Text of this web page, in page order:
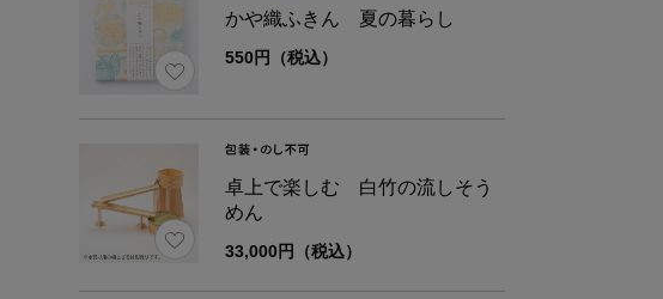
賞味期限 ご注文日より1ヶ月以上
保存方法 直射日光、高温多湿を避け常温で保存
販売者 株式会社中川政七商店 奈良県奈良市東九条町
製造所 株式会社信州自然王国 長野県飯田市座光寺6115
かや織ふきん 夏の暮らし
550円（税込）
卓上で楽しむ 白竹の流しそう
めん
33,000円（税込）